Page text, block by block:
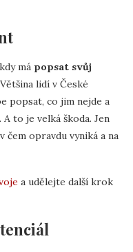
má popsat svůj
lidí v České
popsat, co jim nejde a
to je velká škoda. Jen
opravdu vyniká a na
a udělejte další krok